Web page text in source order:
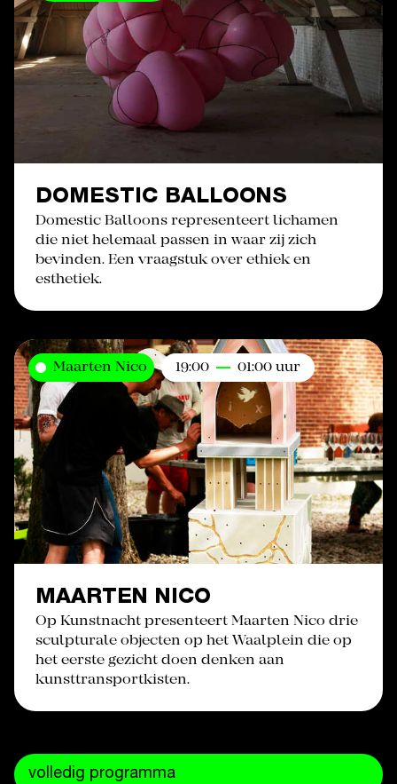
DOMESTIC BALLOONS
Domestic Balloons representeert lichamen
die niet helemaal passen in waar zij zich
bevinden. Een vraagstuk over ethiek en
esthetiek.
Maarten Nico 19:00 01:00 uur
MAARTEN NICO
Op Kunstnacht presenteert Maarten Nico drie
sculpturale objecten op het Waalplein die op
het eerste gezicht doen denken aan
kunsttransportkisten.
volledig programma